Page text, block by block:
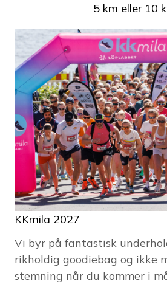
5 km eller 10
KKmila 2027
Vi byr på fantastisk
rikholdig goodiebag og ikke
stemning når du kommer i